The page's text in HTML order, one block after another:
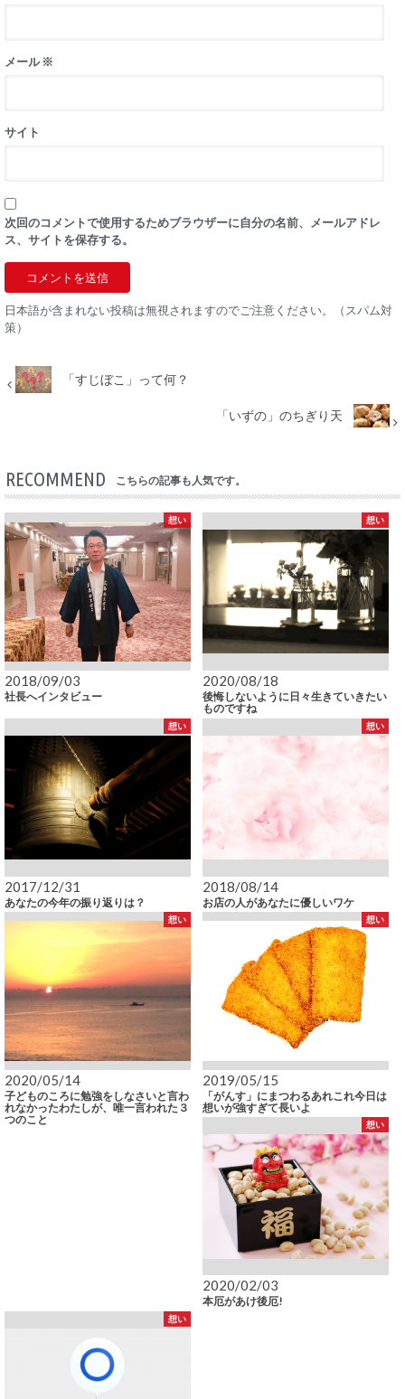
メール※
サイト
次回のコメントで使用するためブラウザーに自分の名前、メールアドレ
ス、サイトを保存する。
日本語が含まれない投稿は無視されますのでご注意ください。（スパム対
策）
「すじぼこ」って何？
「いずの」のちぎり天
RECOMMEND こちらの記事も人気です。
想い
2018/09/03
社長へインタビュー
想い
2020/08/18
後悔しないように日々生きていきたい
ものですね
想い
2017/12/31
あなたの今年の振り返りは？
想い
2018/08/14
お店の人があなたに優しいワケ
想い
2020/05/14
子どものころに勉強をしなさいと言わ
れなかったわたしが、唯一言われた３
つのこと
想い
2019/05/15
「がんす」にまつわるあれこれ今日は
想いが強すぎて長いよ
想い
2020/02/03
本厄があけ後厄!
想い